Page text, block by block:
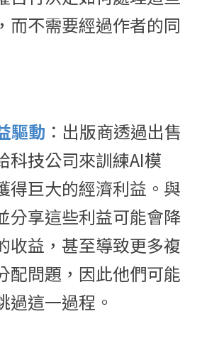
而不需要經過作者的同
驅動 ：出版商透過出售
科技公司來訓練AI模
得巨大的經濟利益。與
分享這些利益可能會降
收益，甚至導致更多複
配問題，因此他們可能
過這一過程。